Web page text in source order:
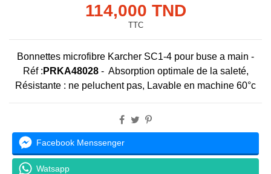
114,000 TND
TTC
Bonnettes microfibre Karcher SC1-4 pour buse a main -
Réf : PRKA48028- Absorption optimale de la saleté,
Résistante : ne peluchent pas, Lavable en machine 60°c
Facebook Menssenger
Watsapp